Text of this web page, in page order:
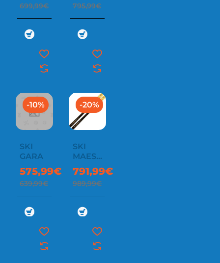
699,99€ 795,99€
-10%
SKI
GARA
575,99€
639,99€
-20%
SKI
MAESTRO
.2
791,99€
989,99€